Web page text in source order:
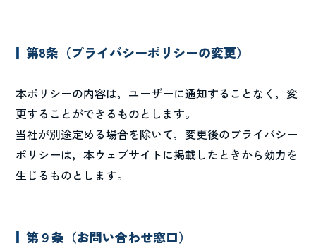
第8条（プライバシーポリシーの変更）
本ポリシーの内容は，ユーザーに通知することなく，変
更することができるものとします。
当社が別途定める場合を除いて，変更後のプライバシー
ポリシーは，本ウェブサイトに掲載したときから効力を
生じるものとします。
第９条（お問い合わせ窓口）